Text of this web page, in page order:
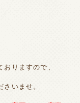
りますので、
いませ。